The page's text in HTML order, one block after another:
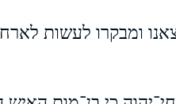
ומבקרו לעשות